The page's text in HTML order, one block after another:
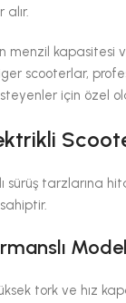
menzil kapasitesi
scooterlar,
için özel
sürüş tarzlarına
tork ve hız